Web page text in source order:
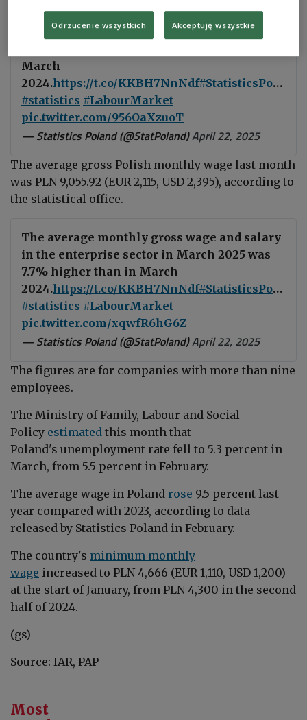
In March 2025, average #employmentin the
March
2024.https://t.co/KKBH7NnNdf#StatisticsPoland
#statistics #LabourMarket
pic.twitter.com/956OaXzuoT
— Statistics Poland (@StatPoland)April 22, 2025
The average gross Polish monthly wage last month
was PLN 9,055.92 (EUR 2,115, USD 2,395), according to
the statistical office.
The average monthly gross wage and salary
in the enterprise sector in March 2025 was
7.7% higher than in March
2024.https://t.co/KKBH7NnNdf#StatisticsPoland
#statistics #LabourMarket
pic.twitter.com/xqwfR6hG6Z
— Statistics Poland (@StatPoland)April 22, 2025
The figures are for companies with more than nine
employees.
The Ministry of Family, Labour and Social
Policy estimated this month that
Poland's unemployment rate fell to 5.3 percent in
March, from 5.5 percent in February.
The average wage in Poland rose 9.5 percent last
year compared with 2023, according to data
released by Statistics Poland in February.
The country's minimum monthly
wage increased to PLN 4,666 (EUR 1,110, USD 1,200)
at the start of January, from PLN 4,300 in the second
half of 2024.
(gs)
Source: IAR, PAP
Most
Odrzucenie wszystkich Akceptuję wszystkie